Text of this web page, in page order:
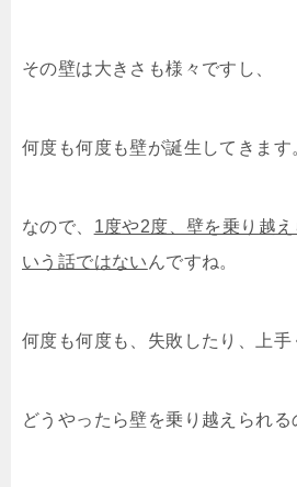
その壁は大きさも様々ですし、
何度も何度も壁が誕生してきます
なので、 1度や2度、壁を乗り越
いう話ではない んですね。
何度も何度も、失敗したり、上手
どうやったら壁を乗り越えられ